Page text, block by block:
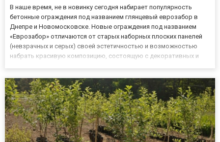
В наше время, не в новинку сегодня набирает популярность
бетонные ограждения под названием глянцевый еврозабор в
Днепре и Новомосковске. Новые ограждения под названием
«Еврозабор» отличаются от старых наборных плоских панелей
(невзрачных и серых) своей эстетичностью и возможностью
набрать красивую композицию, состоящую с декоративных и
долговеч...